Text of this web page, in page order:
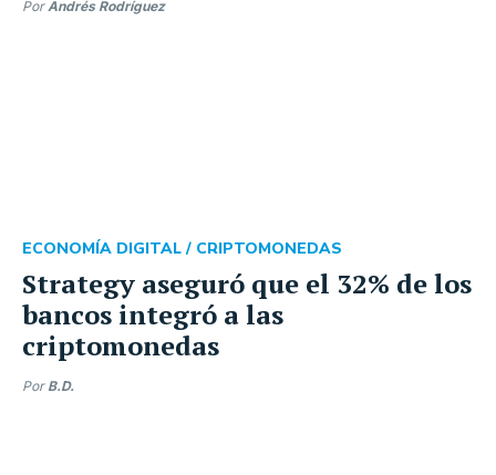
PorAndrés Rodríguez
Strategy aseguró que el 32% de los
bancos integró a las
criptomonedas
ECONOMÍA DIGITAL / CRIPTOMONEDAS
Por B.D.